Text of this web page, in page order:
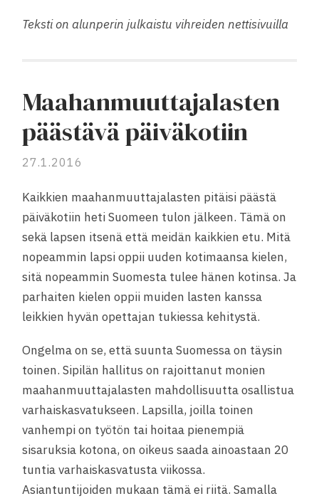
Teksti on alunperin julkaistu vihreiden nettisivuilla
Maahanmuuttajalasten
päästävä päiväkotiin
27.1.2016
Kaikkien maahanmuuttajalasten pitäisi päästä
päiväkotiin heti Suomeen tulon jälkeen. Tämä on
sekä lapsen itsenä että meidän kaikkien etu. Mitä
nopeammin lapsi oppii uuden kotimaansa kielen,
sitä nopeammin Suomesta tulee hänen kotinsa. Ja
parhaiten kielen oppii muiden lasten kanssa
leikkien hyvän opettajan tukiessa kehitystä.
Ongelma on se, että suunta Suomessa on täysin
toinen. Sipilän hallitus on rajoittanut monien
maahanmuuttajalasten mahdollisuutta osallistua
varhaiskasvatukseen. Lapsilla, joilla toinen
vanhempi on työtön tai hoitaa pienempiä
sisaruksia kotona, on oikeus saada ainoastaan 20
tuntia varhaiskasvatusta viikossa.
Asiantuntijoiden mukaan tämä ei riitä. Samalla